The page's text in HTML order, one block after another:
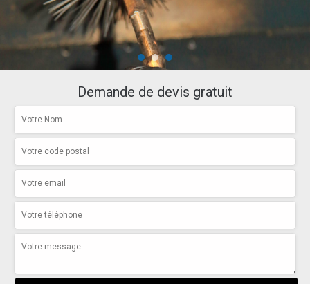
Demande de devis gratuit